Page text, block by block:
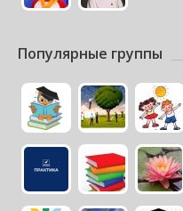
Популярные группы